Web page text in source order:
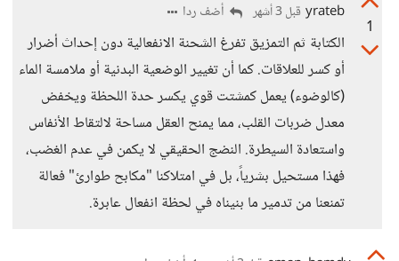
1
yrateb قبل 3 أشهر أضف ردا
الكتابة ثم التمزيق تفرغ الشحنة الانفعالية دون إحداث أضرار
أو كسر للعلاقات. كما أن تغيير الوضعية البدنية أو ملامسة الماء
(كالوضوء) يعمل كمشتت قوي يكسر حدة اللحظة ويخفض
معدل ضربات القلب، مما يمنح العقل مساحة لالتقاط الأنفاس
واستعادة السيطرة. النضج الحقيقي لا يكمن في عدم الغضب،
فهذا مستحيل بشرياً، بل في امتلاكنا "مكابح طوارئ" فعالة
تمنعنا من تدمير ما بنيناه في لحظة انفعال عابرة.